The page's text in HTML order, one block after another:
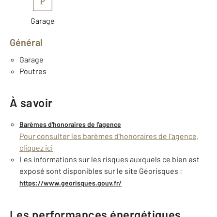
Garage
Général
Garage
Poutres
À savoir
Barèmes d'honoraires de l'agence
Pour consulter les barèmes d'honoraires de l'agence,
cliquez ici
Les informations sur les risques auxquels ce bien est
exposé sont disponibles sur le site Géorisques :
https://www.georisques.gouv.fr/